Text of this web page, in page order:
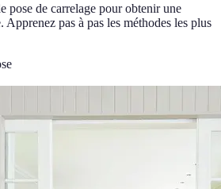
pose de carrelage pour obtenir une
pas à pas les méthodes les plus